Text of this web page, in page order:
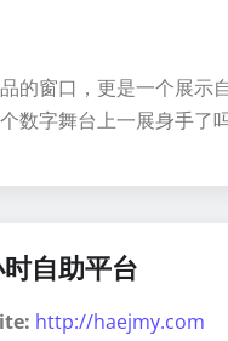
的窗口，更是一个展
数字舞台上一展身手了
自助平台
http://haejmy.com